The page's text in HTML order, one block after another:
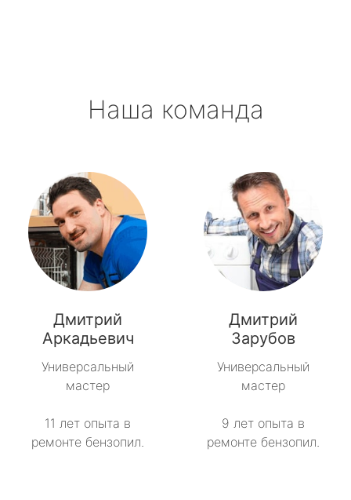
Наша команда
Дмитрий
Аркадьевич
Универсальный
мастер
11 лет опыта в
ремонте бензопил.
Дмитрий
Зарубов
Универсальный
мастер
9 лет опыта в
ремонте бензопил.